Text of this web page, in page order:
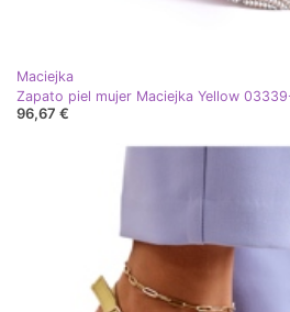
Maciejka
Zapato piel mujer Maciejka Yellow
96,67 €